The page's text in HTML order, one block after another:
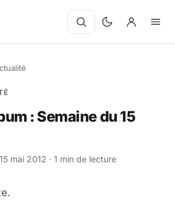
: Semaine du 15
15 mai 2012 · 1 min de lecture